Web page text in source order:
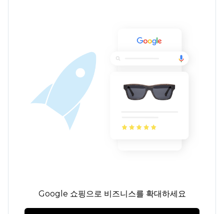
Google 쇼핑으로 비즈니스를 확대하세요